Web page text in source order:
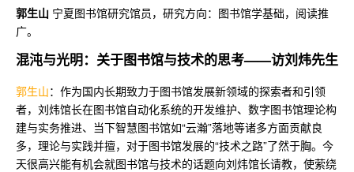
郭生山 宁夏图书馆研究馆员，研究方向：图书馆学基础，阅读推
广。
混沌与光明：关于图书馆与技术的思考——访刘炜先生
郭生山：作为国内长期致力于图书馆发展新领域的探索者和引领
者，刘炜馆长在图书馆自动化系统的开发维护、数字图书馆理论构
建与实务推进、当下智慧图书馆如“云瀚”落地等诸多方面贡献良
多，理论与实践并擅，对于图书馆发展的“技术之路”了然于胸。今
天很高兴能有机会就图书馆与技术的话题向刘炜馆长请教，使萦绕